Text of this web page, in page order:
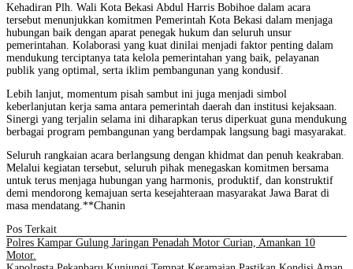
Kehadiran Plh. Wali Kota Bekasi Abdul Harris Bobihoe dalam acara
tersebut menunjukkan komitmen Pemerintah Kota Bekasi dalam menjaga
hubungan baik dengan aparat penegak hukum dan seluruh unsur
pemerintahan. Kolaborasi yang kuat dinilai menjadi faktor penting dalam
mendukung terciptanya tata kelola pemerintahan yang baik, pelayanan
publik yang optimal, serta iklim pembangunan yang kondusif.
Lebih lanjut, momentum pisah sambut ini juga menjadi simbol
keberlanjutan kerja sama antara pemerintah daerah dan institusi kejaksaan.
Sinergi yang terjalin selama ini diharapkan terus diperkuat guna mendukung
berbagai program pembangunan yang berdampak langsung bagi masyarakat.
Seluruh rangkaian acara berlangsung dengan khidmat dan penuh keakraban.
Melalui kegiatan tersebut, seluruh pihak menegaskan komitmen bersama
untuk terus menjaga hubungan yang harmonis, produktif, dan konstruktif
demi mendorong kemajuan serta kesejahteraan masyarakat Jawa Barat di
masa mendatang.**Chanin
Pos Terkait
Polres Kampar Gulung Jaringan Penadah Motor Curian, Amankan 10
Motor.